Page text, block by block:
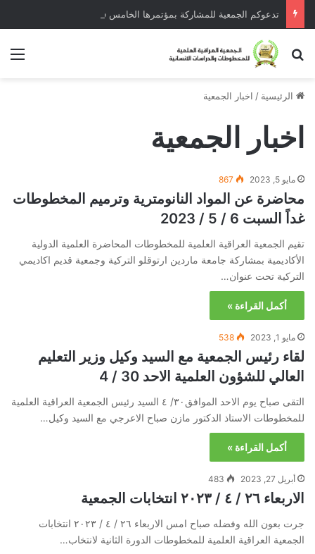
تدعوكم الجمعية للمشاركة بمؤتمرها الخامس في تركيا تموز 2025
بحث عن
الرئيسية / اخبار الجمعية
اخبار الجمعية
مايو 5, 2023 867
محاضرة عن المواد النانومترية وترميم المخطوطات
غداً السبت 6 / 5 / 2023
تقيم الجمعية العراقية العلمية للمخطوطات المحاضرة العلمية الدولية
الأكاديمية بمشاركة جامعة ماردين ارتوقلو التركية وجمعية قديم اكاديمي
التركية تحت عنوان…
أكمل القراءة »
مايو 1, 2023 538
لقاء رئيس الجمعية مع السيد وكيل وزير التعليم
العالي للشؤون العلمية الاحد 30 / 4
التقى صباح يوم الاحد الموافق٣٠/ ٤ السيد رئيس الجمعية العراقية العلمية
للمخطوطات الاستاذ الدكتور مازن صباح الاعرجي مع السيد وكيل…
أكمل القراءة »
أبريل 27, 2023 483
الاربعاء ٢٦ / ٤ / ٢٠٢٣ انتخابات الجمعية
جرت بعون الله وفضله صباح امس الاربعاء ٢٦ / ٤ / ٢٠٢٣ انتخابات
الجمعية العراقية العلمية للمخطوطات الدورة الثانية لانتخاب…